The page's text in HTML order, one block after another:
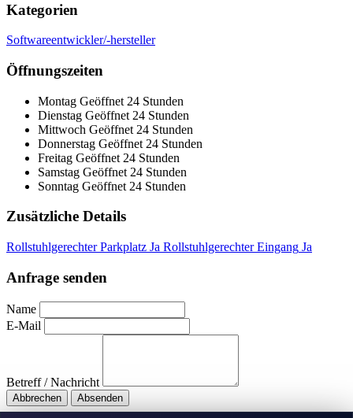
Kategorien
Softwareentwickler/-hersteller
Öffnungszeiten
Montag Geöffnet 24 Stunden
Dienstag Geöffnet 24 Stunden
Mittwoch Geöffnet 24 Stunden
Donnerstag Geöffnet 24 Stunden
Freitag Geöffnet 24 Stunden
Samstag Geöffnet 24 Stunden
Sonntag Geöffnet 24 Stunden
Zusätzliche Details
Rollstuhlgerechter Parkplatz Ja Rollstuhlgerechter Eingang Ja
Anfrage senden
Name
E-Mail
Betreff / Nachricht
Abbrechen Absenden